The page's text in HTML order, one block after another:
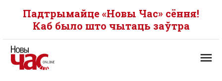
Падтрымайце «Новы Час» сёння!
Каб было што чытаць заўтра